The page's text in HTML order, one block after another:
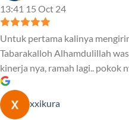
13:41 15 Oct 24
Untuk pertama kalinya
Tabarakalloh Alhamdulillah
kinerja nya, ramah lagi.. pokok
xxikura